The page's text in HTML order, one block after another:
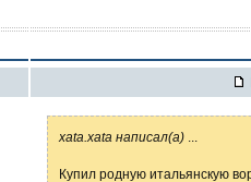
xata.xata написал(а)
Купил родную итальянскую